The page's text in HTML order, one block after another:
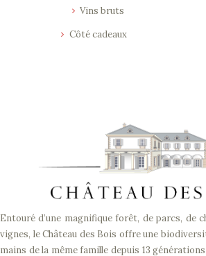
Vins bruts
Côté cadeaux
Entouré d’une magnifique forêt, de parcs, de
vignes, le Château des Bois offre une
mains de la même famille depuis 13